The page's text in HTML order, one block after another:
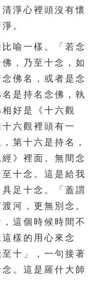
524 525
534 535
539 540
544 545
549 550
559 560
564 565
569 570
574 575
584 585
589 590
594 595
淨心裡頭沒有懷
。
喻一樣。「若念
，乃至十念，如
佛名，或者是念
是持名念佛，執
好是《十六觀
六觀裡頭有一
第十六是持名，
》裡面。無間念
十念。這是給我
足十念。「蓋謂
河，更無別念。
這個時候時間不
樣的用心來念
十」，一句接著
。這是羅什大師